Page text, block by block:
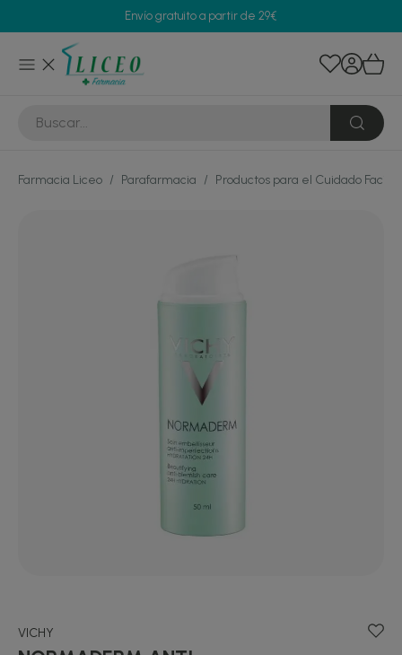
Envío gratuito a partir de 29€
Farmacia Liceo / Parafarmacia / Productos para el Cuidado Facial
VICHY